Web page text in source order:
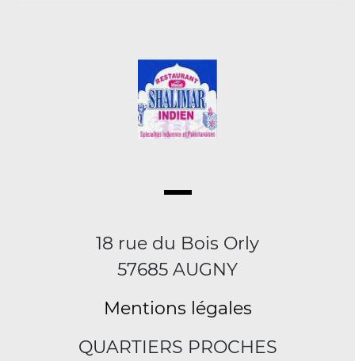
18 rue du Bois Orly
57685 AUGNY
Mentions légales
QUARTIERS PROCHES